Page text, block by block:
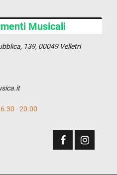
Musicali
139, 00049 Velletri
- 20.00